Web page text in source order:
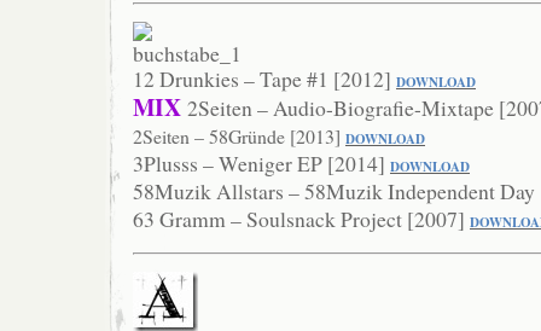
12 Drunkies – Tape #1 [2012] DOWNLOAD
MIX 2Seiten – Audio-Biografie-Mixtape
2Seiten – 58Gründe [2013] DOWNLOAD
3Plusss – Weniger EP [2014] DOWNLOAD
58Muzik Allstars – 58Muzik Independent
63 Gramm – Soulsnack Project [2007]